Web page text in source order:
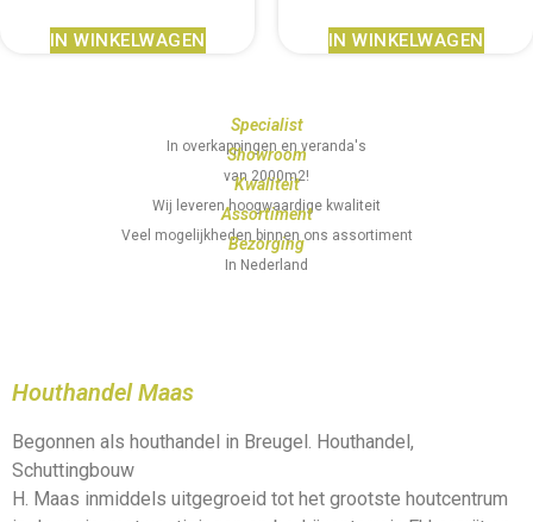
IN WINKELWAGEN IN WINKELWAGEN
Specialist
In overkappingen en veranda's
Showroom
van 2000m2!
Kwaliteit
Wij leveren hoogwaardige kwaliteit
Assortiment
Veel mogelijkheden binnen ons assortiment
Bezorging
In Nederland
Houthandel Maas
Begonnen als houthandel in Breugel. Houthandel,
Schuttingbouw
H. Maas inmiddels uitgegroeid tot het grootste houtcentrum